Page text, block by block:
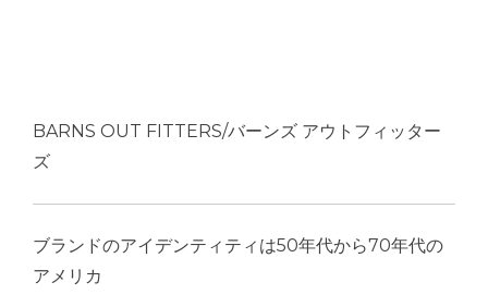
BARNS OUT FITTERS/バーンズ アウトフィッター
ズ
ブランドのアイデンティティは50年代から70年代の
アメリカ